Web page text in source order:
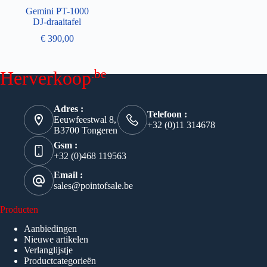
Gemini PT-1000
DJ-draaitafel
€390,00
Herverkoop.be
Adres :
Eeuwfeestwal 8,
B3700 Tongeren
Telefoon :
+32 (0)11 314678
Gsm :
+32 (0)468 119563
Email :
sales@pointofsale.be
Producten
Aanbiedingen
Nieuwe artikelen
Verlanglijstje
Productcategorieën